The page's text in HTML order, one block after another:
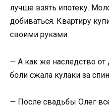
лучше взять ипотеку.
добиваться. Квартиру
своими руками.
— А как же наследство
боли сжала кулаки за
— После свадьбы Олег